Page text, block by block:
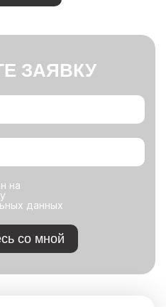
ЗАЯВКУ
на
данных
со мной